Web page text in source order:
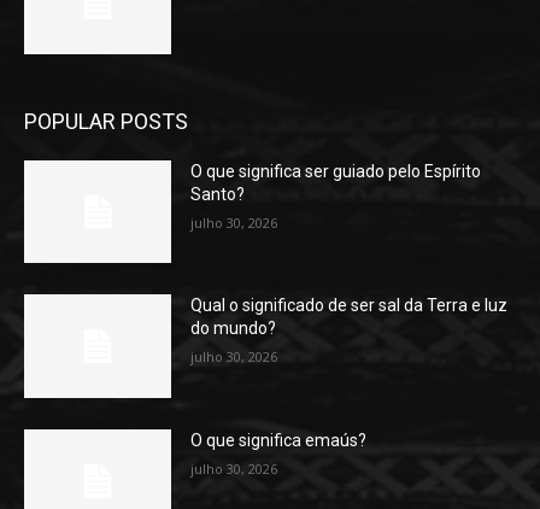
POPULAR POSTS
O que significa ser guiado pelo Espírito
Santo?
julho 30, 2026
Qual o significado de ser sal da Terra e luz
do mundo?
julho 30, 2026
O que significa emaús?
julho 30, 2026